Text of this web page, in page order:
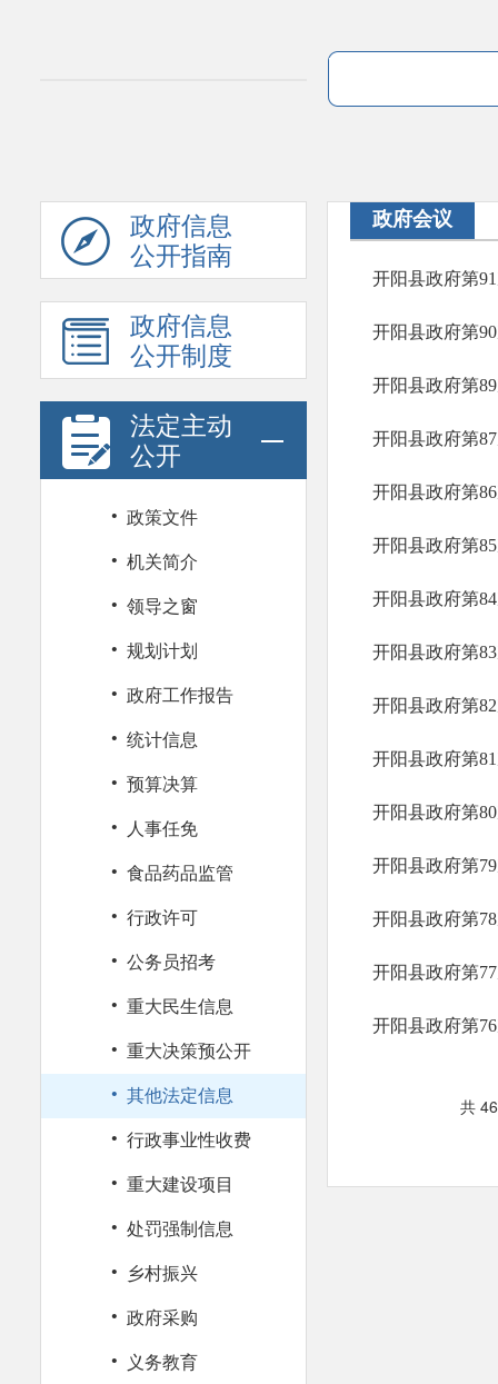
政府信息
公开指南
政府信息
公开制度
法定主动
公开
· 政策文件
· 机关简介
· 领导之窗
· 规划计划
· 政府工作报告
· 统计信息
· 预算决算
· 人事任免
· 食品药品监管
· 行政许可
· 公务员招考
· 重大民生信息
· 重大决策预公开
· 其他法定信息
· 行政事业性收费
· 重大建设项目
· 处罚强制信息
· 乡村振兴
· 政府采购
· 义务教育
政府会议
开阳县政府第
开阳县政府第
开阳县政府第
开阳县政府第
开阳县政府第
开阳县政府第
开阳县政府第
开阳县政府第
开阳县政府第
开阳县政府第
开阳县政府第
开阳县政府第
开阳县政府第
开阳县政府第
开阳县政府第
共